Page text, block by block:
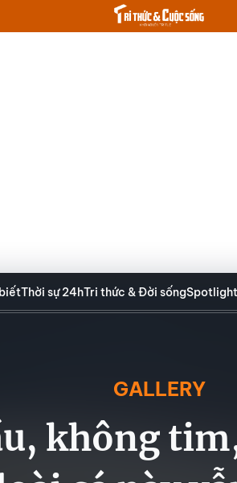
Thời sự 24hTri thức & Đời sốngSpotlight
GALLERY
không